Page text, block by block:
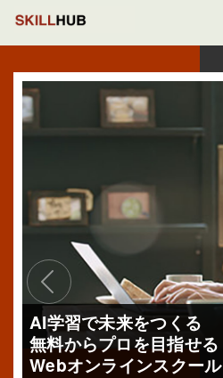
AI学習で未来をつくる
無料からプロを目指せる
Webオンラインスクール
Previous